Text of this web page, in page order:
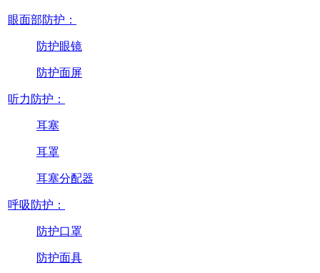
眼面部防护：
防护眼镜
防护面屏
听力防护：
耳塞
耳罩
耳塞分配器
呼吸防护：
防护口罩
防护面具